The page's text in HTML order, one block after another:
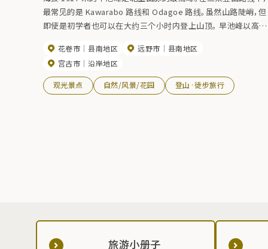
最常见的是 Kawarabo 路线和 Odagoe 路线。虽然山路陡峭，但
即使是初学者也可以在大约三个小时内登上山顶。 早池峰以高山
构成，秋色鲜艳，从五合目眺望，景色非常壮观。从第五站眺望的
全景非常壮观。 由于 2008 年 5 月 26 日的大雨导致川原步道部
分塌方，无法通行，因此该步道暂时关闭。 为了保护早池部山的自
然环境，请登山者使用便携式厕所。 如需了解更多信息，请参
花卷市 县南地区 远野市
县南地区
宫古市
沿岸地区
观光景点 自然/风景/花园 登山·徒步旅行
旅游小册子